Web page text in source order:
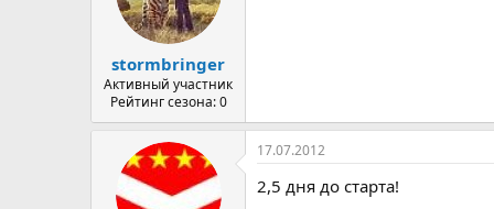
stormbringer
Активный участник
Рейтинг сезона: 0
17.07.2012
2,5 дня до старта!